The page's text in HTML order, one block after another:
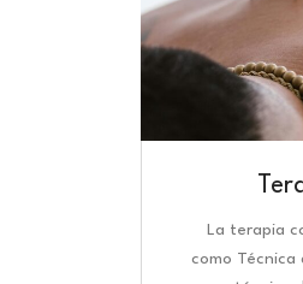
La terapia
como Técnica